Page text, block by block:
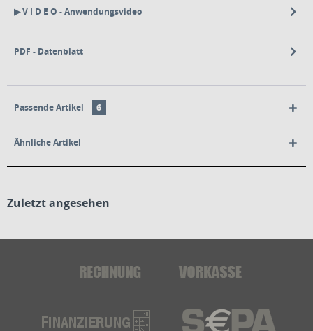
▶ V I D E O - Anwendungsvideo
PDF - Datenblatt
Passende Artikel 6
Ähnliche Artikel
Zuletzt angesehen